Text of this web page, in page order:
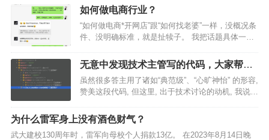
同事朋友看到，拿去反复查看，都在惊叹他这么快
就买到新机。 跟亲戚朋友聚会，别人一看就知道
他…
如何做电商行业？
“如何做电商*开网店”跟“如何找老婆”一样，没概况条
件、没明确标准，就是扯犊子。 我把话题具体一点
基础技能，小则月入三五千、多则上万。跟摆地摊
一样，有进货的钱、也不怕苦不怕累、稍微有点生
意…
无意中发现技术主管写的代码，大家帮忙
看看什么水平?
虽然很多答主用了诸如“典范级”、“心旷神怡” 的形容,
赞美这段代码, 但这里, 出于技术讨论的动机, 我说说
以写出更简洁的代码, 根本不需要 recuresiveFn 这
种方法. 泛型…
为什么雷军身上没有酒色财气？
武大建校130周年时，雷军向母校个人捐款13亿。 在2023年8月14日晚